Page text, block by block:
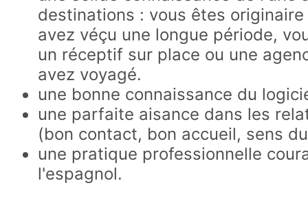
destinations : vous êtes
avez véçu une longue période,
un réceptif sur place ou une
avez voyagé.
une bonne connaissance du
une parfaite aisance dans les
(bon contact, bon accueil, sens
une pratique professionnelle
l'espagnol.